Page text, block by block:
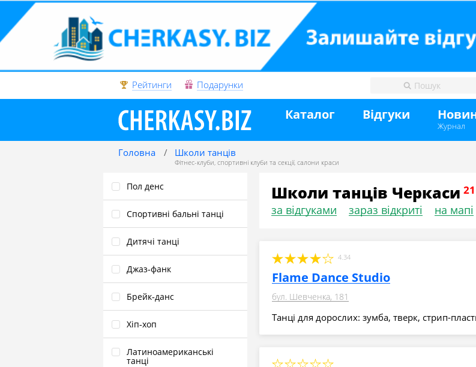
Рейтинги Подарунки
Каталог Відгуки
Журнал
Головна Школи танців
Фітнес-клуби, спортивні клуби та секції, салони краси
Пол денс
Спортивні бальні танці
Дитячі танці
Джаз‑фанк
Брейк‑данс
Хіп‑хоп
Латиноамериканські
танці
Школи танців Черкаси
за відгуками зараз відкриті на мапі
4.34
Flame Dance Studio
бул. Шевченка, 181
Танці для дорослих: зумба, тверк, стрип-